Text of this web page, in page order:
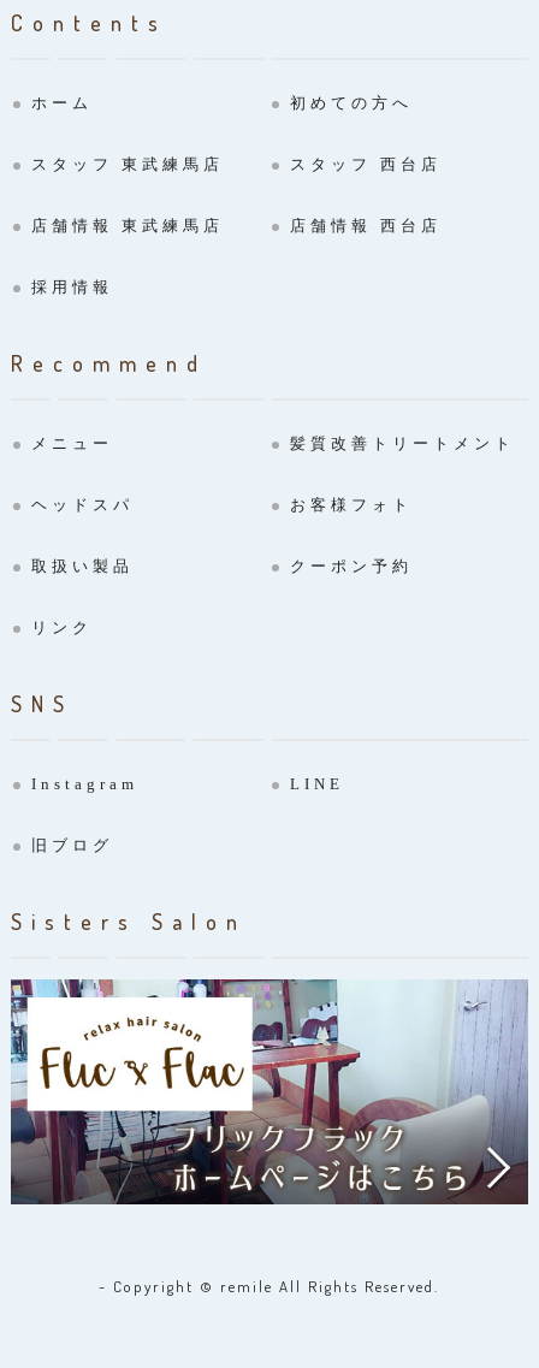
Contents
ホーム 初めての方へ
スタッフ 東武練馬店 スタッフ 西台店
店舗情報 東武練馬店 店舗情報 西台店
採用情報
Recommend
メニュー 髪質改善トリートメント
ヘッドスパ お客様フォト
取扱い製品 クーポン予約
リンク
SNS
Instagram LINE
旧ブログ
Sisters Salon
- Copyright © remile All Rights Reserved.